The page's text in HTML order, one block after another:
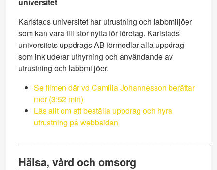
Karlstads universitet har utrustning och labbmiljöer
som kan vara till stor nytta för företag. Karlstads
universitets uppdrags AB förmedlar alla uppdrag
som inkluderar uthyrning och användande av
utrustning och labbmiljöer.
Se filmen där vd Camilla Johannesson berättar
mer (3:52 min)
Läs allt om att beställa uppdrag och hyra
utrustning på webbsidan
Hälsa, vård och omsorg